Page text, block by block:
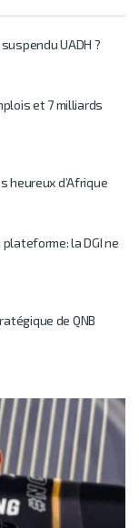
UADH ?
et 7 milliards
heureux d’Afrique
la DGI ne
de QNB